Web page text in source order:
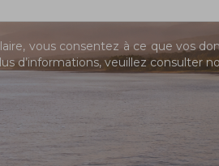
vous consentez à ce que vos
d’informations, veuillez consulter